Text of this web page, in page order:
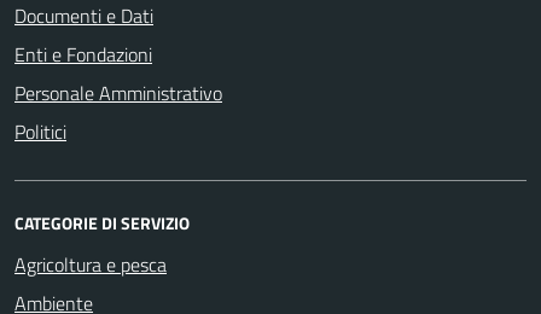
Documenti e Dati
Enti e Fondazioni
Personale Amministrativo
Politici
CATEGORIE DI SERVIZIO
Agricoltura e pesca
Ambiente